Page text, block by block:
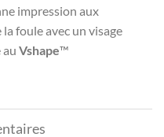
impression aux
foule avec un visage
au Vshape™